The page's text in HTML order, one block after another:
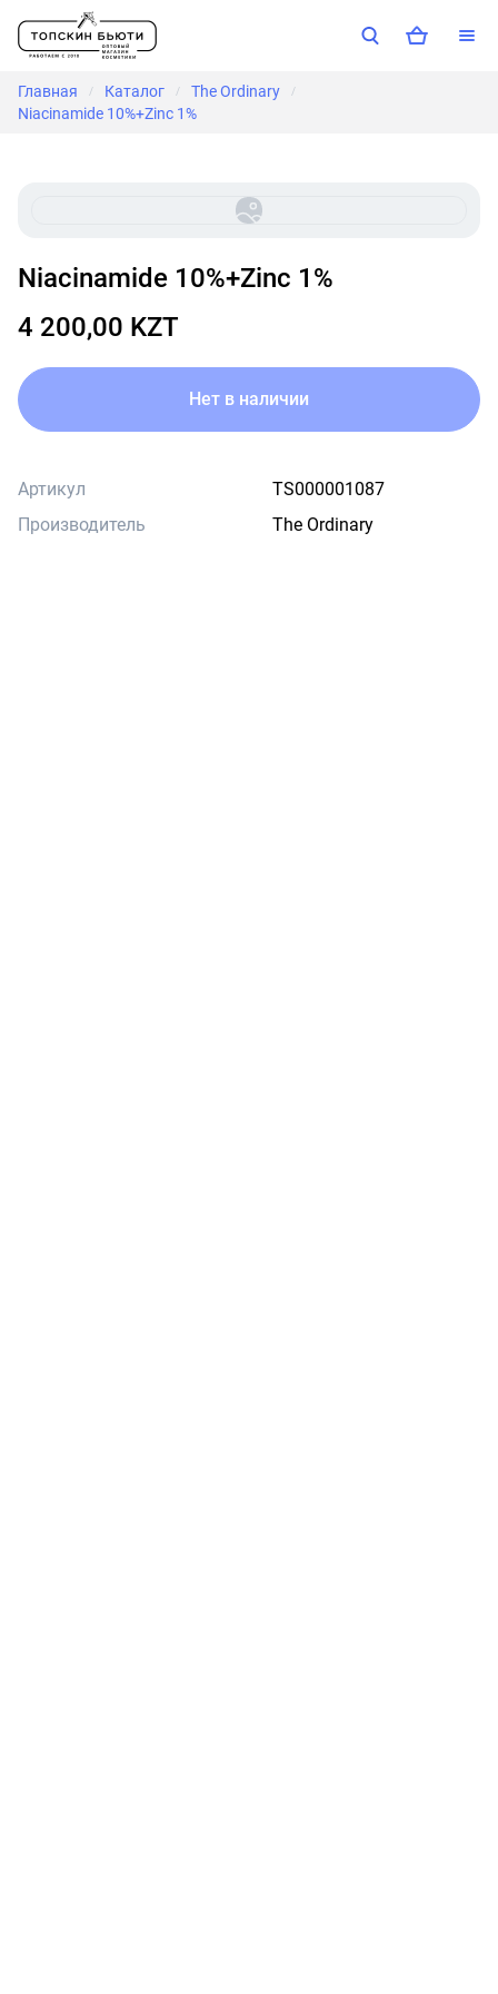
Главная / Каталог / The Ordinary /
Niacinamide 10%+Zinc 1%
Niacinamide 10%+Zinc 1%
4 200,00 KZT
Нет в наличии
Артикул
TS000001087
Производитель
The Ordinary